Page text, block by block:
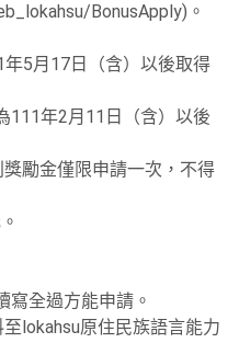
BonusApply)。
5月17日（含）以後取得
年2月11日（含）以後
勵金僅限申請一次，不得
全過方能申請。
lokahsu原住民族語言能力